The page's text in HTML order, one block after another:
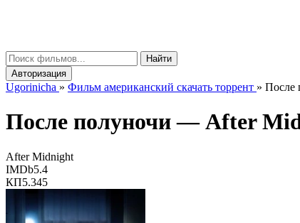
Найти
Авторизация
Ugorinicha » Фильм американский скачать торрент » После
После полуночи —After
After Midnight
IMDb5.4
КП5.345